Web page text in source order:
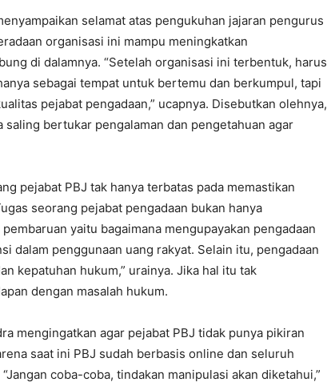
selamat atas pengukuhan jajaran pengurus
organisasi ini mampu meningkatkan
di dalamnya. “Setelah organisasi ini terbentuk, harus
sebagai tempat untuk bertemu dan berkumpul, tapi
pejabat pengadaan,” ucapnya. Disebutkan olehnya,
saling bertukar pengalaman dan pengetahuan agar
pejabat PBJ tak hanya terbatas pada memastikan
seorang pejabat pengadaan bukan hanya
yaitu bagaimana mengupayakan pengadaan
dalam penggunaan uang rakyat. Selain itu, pengadaan
kepatuhan hukum,” urainya. Jika hal itu tak
dengan masalah hukum.
mengingatkan agar pejabat PBJ tidak punya pikiran
saat ini PBJ sudah berbasis online dan seluruh
coba-coba, tindakan manipulasi akan diketahui,”